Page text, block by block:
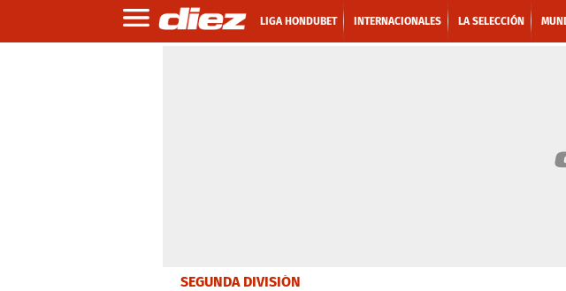
LIGA HONDUBET INTERNACIONALES LA SELECCIÓN
SEGUNDA DIVISIÓN